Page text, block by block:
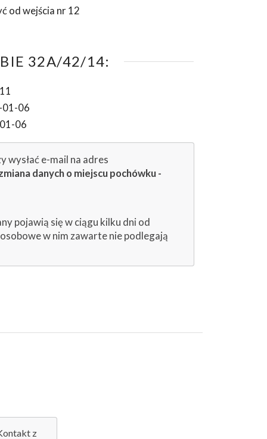
od wejścia nr 12
32A/42/14:
06
06
wysłać e-mail na adres
danych o miejscu pochówku -
pojawią się w ciągu kilku dni od
w nim zawarte nie podlegają
z